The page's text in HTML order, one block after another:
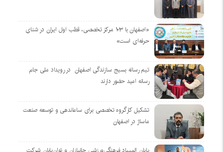
«اصفهان با ۱۰۳ مرکز تخصصی، قطب اول ایران در شنای
حرفه‌ای است»
تیم رسانه بسیج سازندگی اصفهان در رویداد ملی جام
رسانه امید حضور دارند
تشکیل کارگروه تخصصی برای ساماندهی و توسعه صنعت
ماساژ در اصفهان